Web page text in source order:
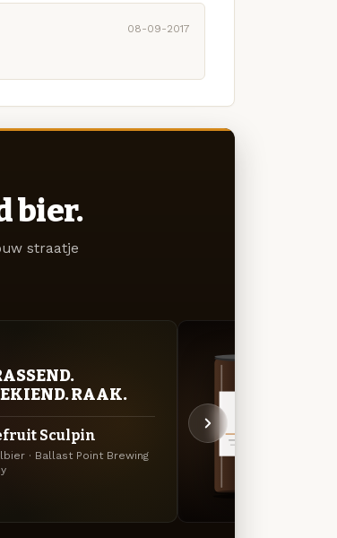
08-09-2017
bier.
straatje
RAAK.
Sculpin
· Ballast Point Brewing